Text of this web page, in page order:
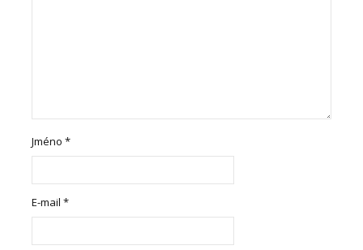
Jméno*
E-mail*